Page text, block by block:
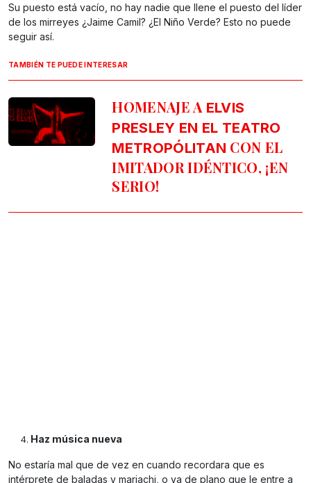
Su puesto está vacío, no hay nadie que llene el puesto del líder
de los mirreyes ¿Jaime Camil? ¿El Niño Verde? Esto no puede
seguir así.
TAMBIÉN TE PUEDE INTERESAR
HOMENAJE A ELVIS
PRESLEY EN EL TEATRO
METROPÓLITAN CON EL
IMITADOR IDÉNTICO, ¡EN
SERIO!
Haz música nueva
No estaría mal que de vez en cuando recordara que es
intérprete de baladas y mariachi, o ya de plano que le entre a